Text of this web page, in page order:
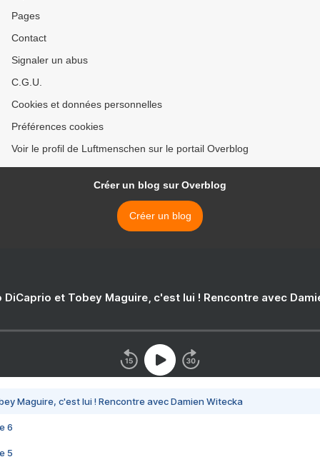
Pages
Contact
Signaler un abus
C.G.U.
Cookies et données personnelles
Préférences cookies
Voir le profil de Luftmenschen sur le portail Overblog
Créer un blog sur Overblog
Créer un blog
DiCaprio et Tobey Maguire, c'est lui ! Rencontre avec
Maguire, c'est lui ! Rencontre avec Damien Witecka
6
5